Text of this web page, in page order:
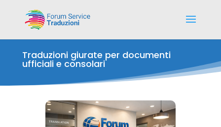
Traduzioni giurate per documenti
ufficiali e consolari